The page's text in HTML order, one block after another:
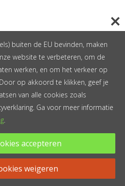
buiten de EU bevinden, maken
website te verbeteren, om de
werken, en om het verkeer op
op akkoord te klikken, geef je
van alle cookies zoals
Ga voor meer informatie
.
accepteren
weigeren